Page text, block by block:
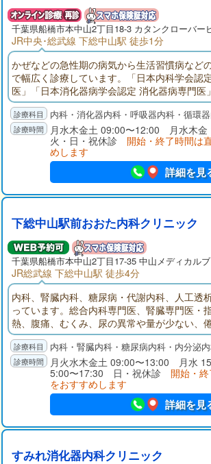
千葉県船橋市本中山2丁目18-3 カタンクローバー
JR中央･総武線 下総中山駅 徒歩1分
かぜなどの急性期の病気から生活習慣病など
で幅広く診療しています。「日本内科学会認
医」「日本消化器病学会認定 消化器病専門医
認定 肝臓専門医」として、地域の皆さまに貢
しています。内科の病気に関して、何でも相
リニックを目指していますので、お気軽に話
内科・消化器内科・呼吸器内科・循環
月水木金土 09:00〜12:00 月水木
火・日・祝休診 開始・終了時間は
めします
詳細を見
下総中山駅前おおた内科クリニック
千葉県船橋市本中山2丁目17-35 中山メディカル
JR総武線 下総中山駅 徒歩4分
内科、腎臓内科、糖尿病・代謝内科、人工透
っています。総合内科専門医、腎臓専門医・
熱、腹痛、むくみ、尿の異常や量が少ない、
症状の診療を行います。透析治療にも対応し
内科・腎臓内科・糖尿病内科・内分泌
月火水木金土 09:00〜13:00 月水
5:00〜17:30 日・祝休診 開始・
をおすすめします
詳細を見
すみれ消化器内科クリニック